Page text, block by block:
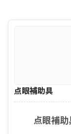
点眼補助具
点眼補